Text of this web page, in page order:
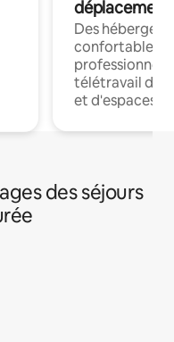
déplacement
Des
confortables
professionnels
télétravail
et d'espaces
des séjours